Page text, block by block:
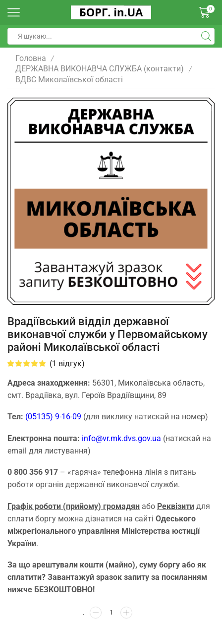
0
Головна /
ДЕРЖАВНА ВИКОНАВЧА СЛУЖБА (контакти) /
ВДВС Миколаївської області
Врадіївський відділ державної
виконавчої служби у Первомайському
районі Миколаївської області
(1 відгук)
Адреса знаходження: 56301, Миколаївська область,
смт. Врадіївка, вул. Героїв Врадіївщини, 89
Тел: (05135) 9-16-09 (для виклику натискай на номер)
Електронна пошта: info@vr.mk.dvs.gov.ua (натискай на
email для листування)
0 800 356 917 – «гаряча» телефонна лінія з питань
роботи органів державної виконавчої служби.
Графік роботи (прийому) громадян або Реквізити для
сплати боргу можна дізнатися на сайті Одеського
міжрегіонального управління Міністерства юстиції
України.
За що арештували кошти (майно), суму боргу або як
сплатити? Завантажуй зразок запиту за посиланням
нижче БЕЗКОШТОВНО!